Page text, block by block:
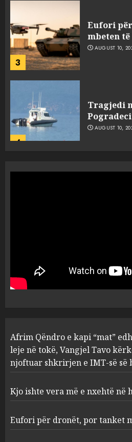
3
mbeten
AUGUST 10,
4
AUGUST 10,
Nuk
1
tokë,
hedhë
e IMT-së
2
Kjo ishte
historinë
AUGUST 10, 2026
Eufori
mbeten
Afrim Qëndro e kapi “mat”
leje në tokë, Vangjel Tavo
njoftuar shkrirjen e IMT-së së
Kjo ishte vera më e nxehtë në
Eufori për dronët, por tanket